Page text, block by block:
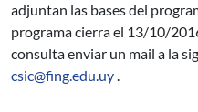
adjuntan las bases del
programa cierra el 13/10/
consulta enviar un mail a la
csic@fing.edu.uy.